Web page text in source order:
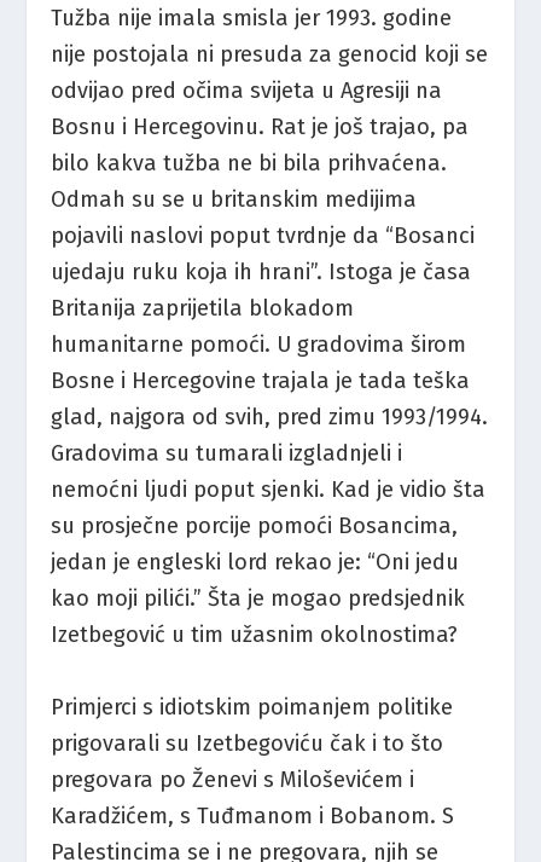
Tužba nije imala smisla jer 1993. godine
nije postojala ni presuda za genocid koji se
odvijao pred očima svijeta u Agresiji na
Bosnu i Hercegovinu. Rat je još trajao, pa
bilo kakva tužba ne bi bila prihvaćena.
Odmah su se u britanskim medijima
pojavili naslovi poput tvrdnje da “Bosanci
ujedaju ruku koja ih hrani”. Istoga je časa
Britanija zaprijetila blokadom
humanitarne pomoći. U gradovima širom
Bosne i Hercegovine trajala je tada teška
glad, najgora od svih, pred zimu 1993/1994.
Gradovima su tumarali izgladnjeli i
nemoćni ljudi poput sjenki. Kad je vidio šta
su prosječne porcije pomoći Bosancima,
jedan je engleski lord rekao je: “Oni jedu
kao moji pilići.” Šta je mogao predsjednik
Izetbegović u tim užasnim okolnostima?
Primjerci s idiotskim poimanjem politike
prigovarali su Izetbegoviću čak i to što
pregovara po Ženevi s Miloševićem i
Karadžićem, s Tuđmanom i Bobanom. S
Palestincima se i ne pregovara, njih se